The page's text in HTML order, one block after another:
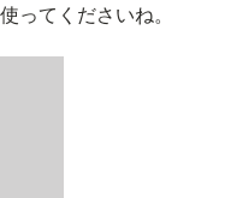
ってくださいね。